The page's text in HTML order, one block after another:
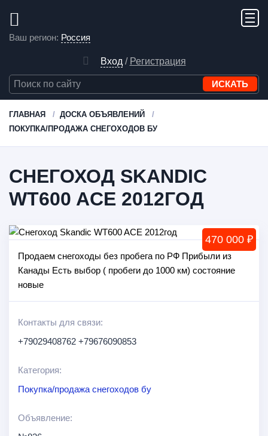
Ваш регион: Россия
Вход / Регистрация
ГЛАВНАЯ
ДОСКА ОБЪЯВЛЕНИЙ
ПОКУПКА/ПРОДАЖА СНЕГОХОДОВ БУ
СНЕГОХОД SKANDIC
WT600 ACE 2012ГОД
470 000 ₽
Продаем снегоходы без пробега по РФ Прибыли из
Канады Есть выбор ( пробеги до 1000 км) состояние
новые
Контакты для связи:
+79029408762 +79676090853
Категория:
Покупка/продажа снегоходов бу
Объявление: